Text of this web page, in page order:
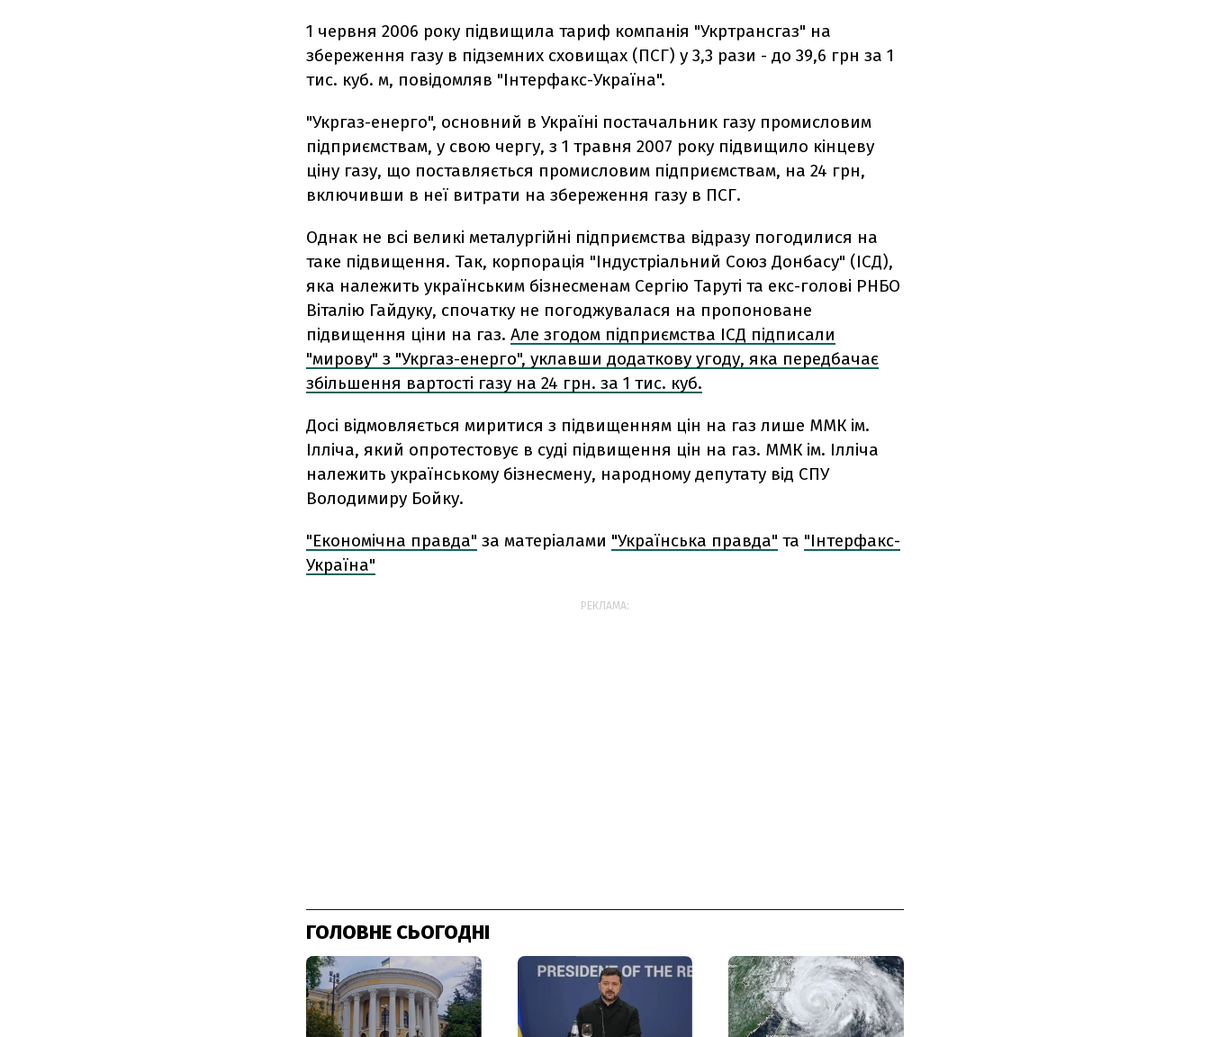
1 червня 2006 року підвищила тариф компанія "Укртрансгаз" на
збереження газу в підземних сховищах (ПСГ) у 3,3 рази - до 39,6 грн за 1
тис. куб. м, повідомляв "Інтерфакс-Україна".
"Укргаз-енерго", основний в Україні постачальник газу промисловим
підприємствам, у свою чергу, з 1 травня 2007 року підвищило кінцеву
ціну газу, що поставляється промисловим підприємствам, на 24 грн,
включивши в неї витрати на збереження газу в ПСГ.
Однак не всі великі металургійні підприємства відразу погодилися на
таке підвищення. Так, корпорація "Індустріальний Союз Донбасу" (ІСД),
яка належить українським бізнесменам Сергію Таруті та екс-голові РНБО
Віталію Гайдуку, спочатку не погоджувалася на пропоноване
підвищення ціни на газ. Але згодом підприємства ІСД підписали
"мирову" з "Укргаз-енерго", уклавши додаткову угоду, яка передбачає
збільшення вартості газу на 24 грн. за 1 тис. куб.
Досі відмовляється миритися з підвищенням цін на газ лише ММК ім.
Ілліча, який опротестовує в суді підвищення цін на газ. ММК ім. Ілліча
належить українському бізнесмену, народному депутату від СПУ
Володимиру Бойку.
"Економічна правда" за матеріалами "Українська правда" та "Інтерфакс-
Україна"
РЕКЛАМА:
ГОЛОВНЕ СЬОГОДНІ